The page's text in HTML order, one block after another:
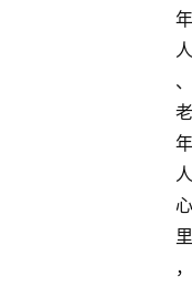
年
人
、
老
年
人
心
里
，